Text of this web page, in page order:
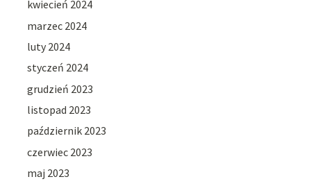
kwiecień 2024
marzec 2024
luty 2024
styczeń 2024
grudzień 2023
listopad 2023
październik 2023
czerwiec 2023
maj 2023